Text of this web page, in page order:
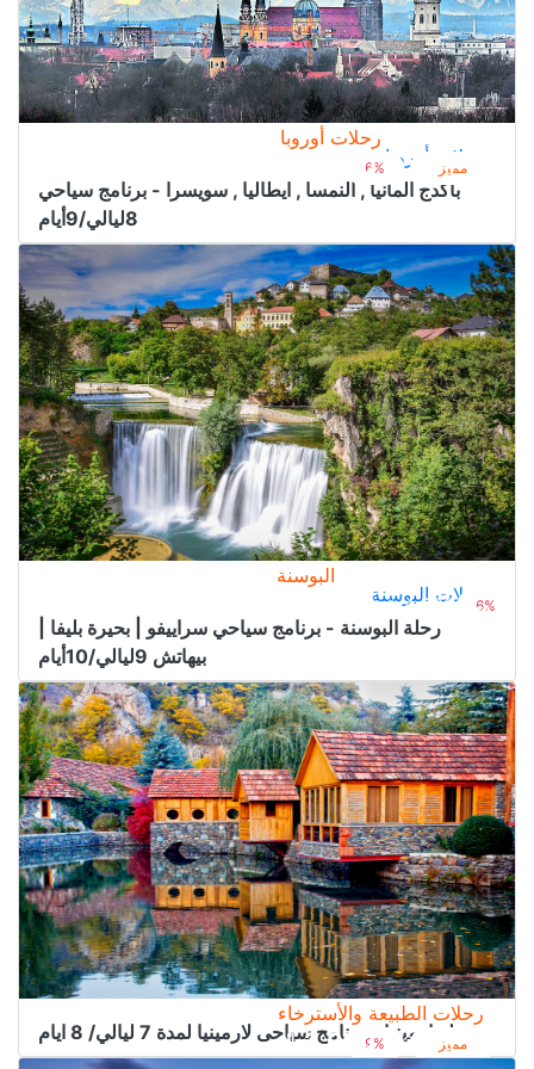
مميز 6%
رحلات أوروبا
من 7.300﷼ 6.800﷼ رحلات أوروبا
باكدج المانيا , النمسا , ايطاليا , سويسرا - برنامج سياحي
8ليالي/9أيام
6%
البوسنة
من
4.300﷼ 4.000﷼رحلات البوسنة
رحلة البوسنة - برنامج سياحي سراييفو | بحيرة بليفا |
بيهاتش 9ليالي/10أيام
مميز 9%
رحلات الطبيعة والأسترخاء
من 2.200﷼ 2.000﷼
رحلة ارمينيا - برنامج سياحى لارمينيا لمدة 7 ليالي/ 8 ايام